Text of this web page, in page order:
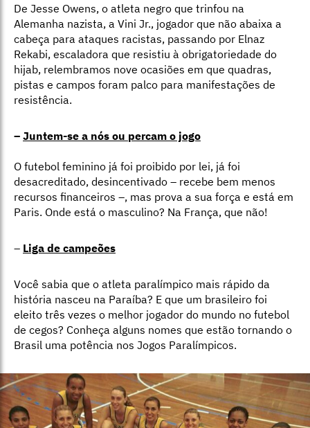
De Jesse Owens, o atleta negro que trinfou na
Alemanha nazista, a Vini Jr., jogador que não abaixa a
cabeça para ataques racistas, passando por Elnaz
Rekabi, escaladora que resistiu à obrigatoriedade do
hijab, relembramos nove ocasiões em que quadras,
pistas e campos foram palco para manifestações de
resistência.
– Juntem-se a nós ou percam o jogo
O futebol feminino já foi proibido por lei, já foi
desacreditado, desincentivado – recebe bem menos
recursos financeiros –, mas prova a sua força e está em
Paris. Onde está o masculino? Na França, que não!
– Liga de campeões
Você sabia que o atleta paralímpico mais rápido da
história nasceu na Paraíba? E que um brasileiro foi
eleito três vezes o melhor jogador do mundo no futebol
de cegos? Conheça alguns nomes que estão tornando o
Brasil uma potência nos Jogos Paralímpicos.